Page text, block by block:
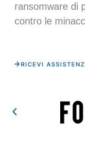
ransomware di
contro le
RICEVI